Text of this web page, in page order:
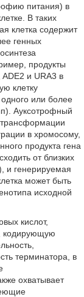
питания) в
В таких
клетка содержит
генных
продукты
и URA3 в
клетку
или более
Ауксотрофный
в хромосому,
продукта гена
от близких
и генерируемая
может быть
исходной
кислот,
кодирующую
терминатора, в
охватывает